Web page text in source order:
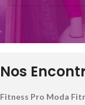
Nos
Fitness Pro Moda